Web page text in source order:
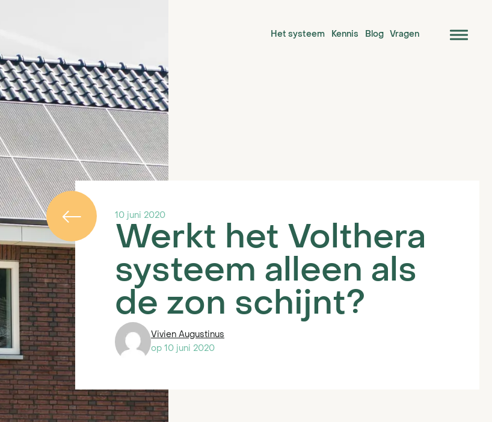
Bestaande bouw
Verkoopproces
Certificaten en
garanties
Volthera voor
installateurs
Veelgestelde vragen
Contact
Het systeem Kennis Blog Vragen
10 juni 2020
Werkt het Volthera
systeem alleen als
de zon schijnt?
Vivien Augustinus
op 10 juni 2020